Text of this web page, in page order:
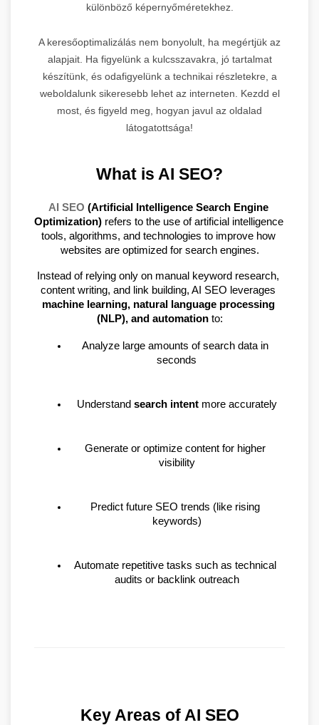
különböző képernyőméretekhez.
A keresőoptimalizálás nem bonyolult, ha megértjük az
alapjait. Ha figyelünk a kulcsszavakra, jó tartalmat
készítünk, és odafigyelünk a technikai részletekre, a
weboldalunk sikeresebb lehet az interneten. Kezdd el
most, és figyeld meg, hogyan javul az oldalad
látogatottsága!
What is AI SEO?
AI SEO (Artificial Intelligence Search Engine
Optimization) refers to the use of artificial intelligence
tools, algorithms, and technologies to improve how
websites are optimized for search engines.
Instead of relying only on manual keyword research,
machine learning, natural language processing
(NLP), and automation to:
Analyze large amounts of search data in
seconds
Understand search intent more accurately
Generate or optimize content for higher
visibility
Predict future SEO trends (like rising
keywords)
Automate repetitive tasks such as technical
audits or backlink outreach
Key Areas of AI SEO